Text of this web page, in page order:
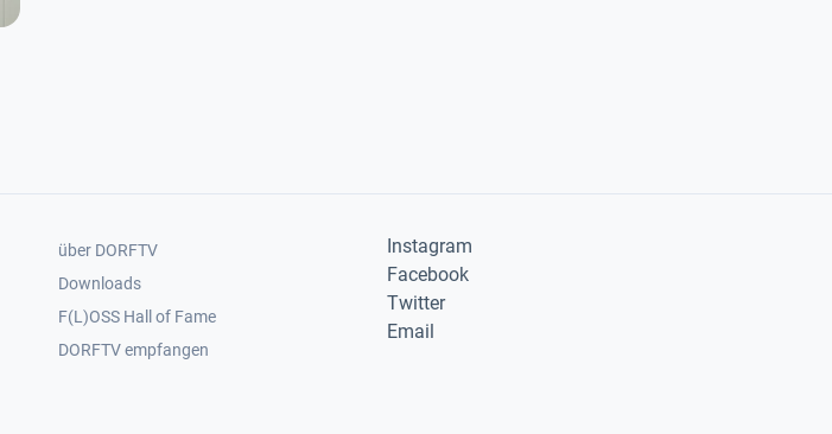
Footer 3
über DORFTV
Downloads
F(L)OSS Hall of Fame
Footer 4
DORFTV empfangen
Instagram
Facebook
Twitter
Email